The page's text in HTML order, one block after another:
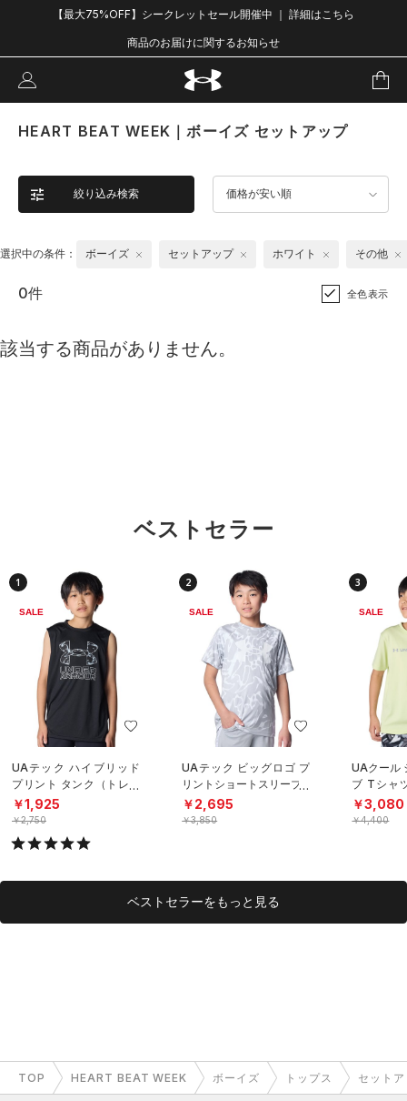
【最大75%OFF】シークレットセール開催中 ｜ 詳細はこちら
商品のお届けに関するお知らせ
HEART BEAT WEEK｜ボーイズ セットアップ
絞り込み検索 価格が安い順
選択中の条件： ボーイズ セットアップ ホワイト その他
0件 全色表示
該当する商品がありません。
ベストセラー
1
SALE
UAテック ハイブリッド
プリント タンク（トレー
ニング/BOYS）
￥1,925
￥2,750
2
SALE
UAテック ビッグロゴ プ
リントショートスリーブT
シャツ（トレーニング/B
OYS）
￥2,695
￥3,850
3
SALE
UAクール
ブ Tシャ
グ/BOYS
￥3,080
￥4,400
ベストセラーをもっと見る
TOP HEART BEAT WEEK ボーイズ トップス セット